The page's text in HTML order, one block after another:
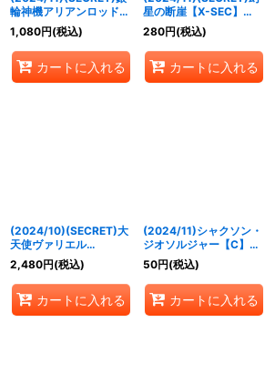
輪神機アリアンロッド
【X-SEC】{BS70-X04}
《白》
1,080円(税込)
カートに入れる
星の断崖【X-SEC】
{BS70-X09}《赤》
280円(税込)
カートに入れる
(2024/10)(SECRET)大
天使ヴァリエル
XV(BS70収録)【XV-
SEC】{BS67-XV04}
《黄》
2,480円(税込)
カートに入れる
(2024/11)シャクソン・
ジオソルジャー【C】
{BS70-001}《赤》
50円(税込)
カートに入れる